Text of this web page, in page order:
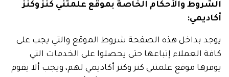
الشروط والأحكام الخاصة بموقع علمتني كنز وكنز
أكاديمي:
يوجد بداخل هذه الصفحة شروط الموقع والتي يجب على
كافة العملاء إتباعها حتى يحصلوا على الخدمات التي
يوفرها موقع علمتني كنز وكنز أكاديمي لهم، ويجب ألا يقوم